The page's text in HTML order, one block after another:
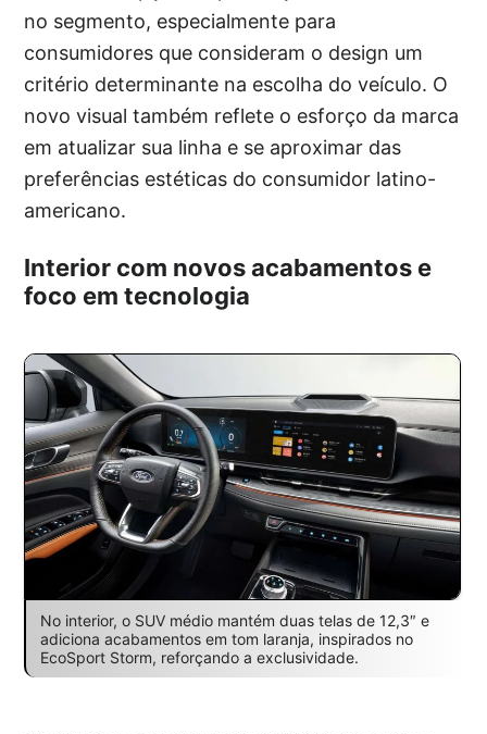
no segmento, especialmente para
consumidores que consideram o design um
critério determinante na escolha do veículo. O
novo visual também reflete o esforço da marca
em atualizar sua linha e se aproximar das
preferências estéticas do consumidor latino-
americano.
Interior com novos acabamentos e
foco em tecnologia
No interior, o SUV médio mantém duas telas de 12,3″ e
adiciona acabamentos em tom laranja, inspirados no
EcoSport Storm, reforçando a exclusividade.